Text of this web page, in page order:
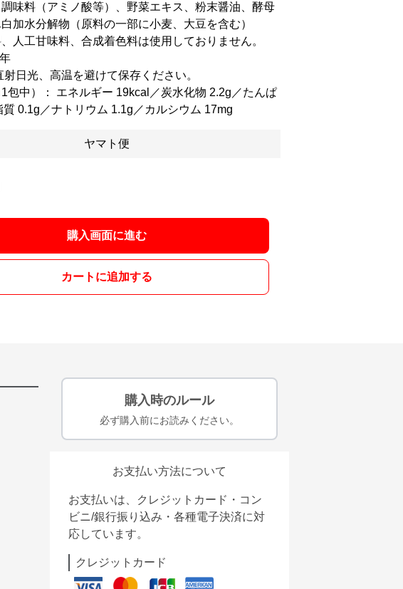
味料（アミノ酸等）、野菜エキス、粉末醤油、酵母
加水分解物（原料の一部に小麦、大豆を含む）
人工甘味料、合成着色料は使用しておりません。
日光、高温を避けて保存ください。
包中）： エネルギー 19kcal／炭水化物 2.2g／たんぱ
質 0.1g／ナトリウム 1.1g／カルシウム 17mg
ヤマト便
購入画面に進む
カートに追加する
購入時のルール
必ず購入前にお読みください。
お支払い方法について
お支払いは、クレジットカード・コン
ビニ/銀行振り込み・各種電子決済に対
応しています。
クレジットカード